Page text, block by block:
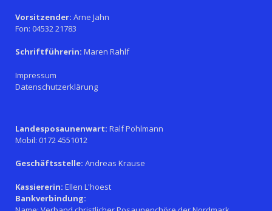
Vorsitzender: Arne Jahn
Fon: 04532 21783
Schriftführerin: Maren Rahlf
Impressum
Datenschutzerklärung
Landesposaunenwart: Ralf Pohlmann
Mobil: 0172 4551012
Geschäftsstelle: Andreas Krause
Kassiererin: Ellen L'hoest
Bankverbindung: